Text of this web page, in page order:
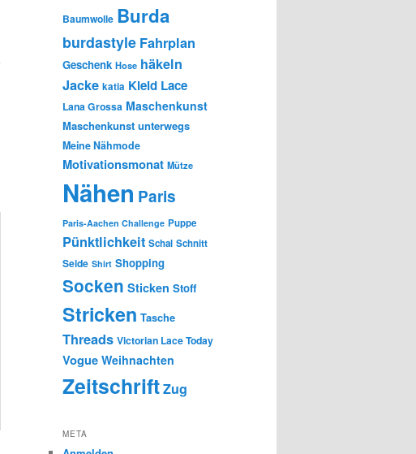
Baumwolle Burda
burdastyle Fahrplan
Geschenk Hose häkeln
Jacke katia Kleid Lace
Lana Grossa Maschenkunst
Maschenkunst unterwegs
Meine Nähmode
Motivationsmonat Mütze
Nähen Paris
Paris-Aachen Challenge Puppe
Pünktlichkeit Schal Schnitt
Seide Shirt Shopping
Socken Sticken Stoff
Stricken Tasche
Threads Victorian Lace Today
Vogue Weihnachten
ZeitschriftZug
META